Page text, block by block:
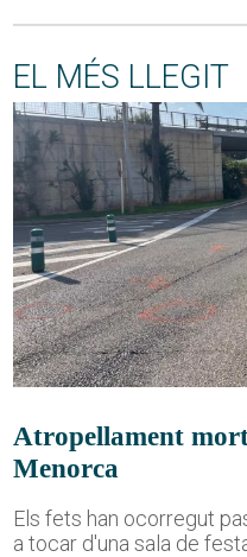
EL MÉS LLEGIT
Atropellament
Menorca
Els fets han ocorregut
a tocar d'una sala de